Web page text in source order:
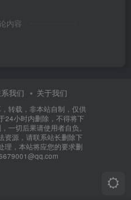
内容
我们 关于我们
转载，非本站自制，仅供
24小时内删除，不得将下
一切后果请使用者自负。
资源，请联系站长删除下
理，本站将应您的要求删